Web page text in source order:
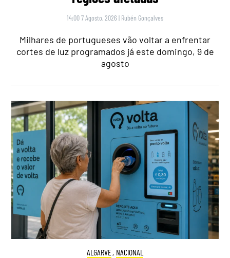
14:00 7 Agosto, 2026 | Rubén Gonçalves
Milhares de portugueses vão voltar a enfrentar
cortes de luz programados já este domingo, 9 de
agosto
ALGARVE, NACIONAL